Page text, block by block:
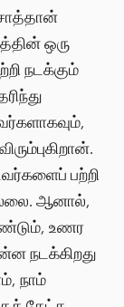
ஒரு
நடக்கும்
பற்றி
ஆனால்,
உணர
நடக்கிறது
நாம்